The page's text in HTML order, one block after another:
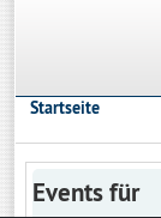
Startseite
Events für